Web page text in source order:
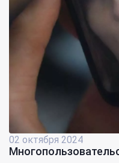
02 октября 2024